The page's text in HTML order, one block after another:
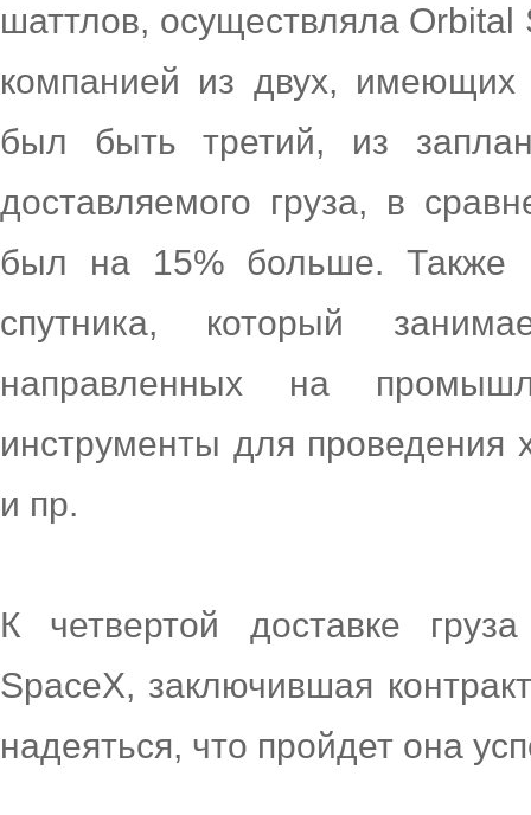
шаттлов, осуществляла Orbital
компанией из двух,
был быть третий, из
доставляемого груза, в
был на 15% больше. Также
спутника, который
направленных на
инструменты для проведения
и пр.
К четвертой доставке
SpaceX, заключившая
надеяться, что пройдет она